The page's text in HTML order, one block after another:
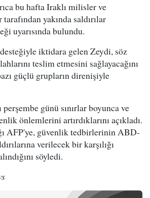
bu hafta Iraklı milisler ve
yakında saldırılar
uyarısında bulundu.
iktidara gelen Zeydi, söz
teslim etmesini sağlayacağını
güçlü grupların direnişiyle
günü sınırlar boyunca ve
önlemlerini artırdıklarını açıkladı.
AFP'ye, güvenlik tedbirlerinin ABD-
verilecek bir karşılığı
söyledi.